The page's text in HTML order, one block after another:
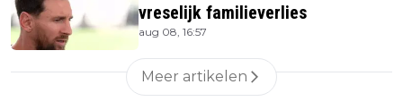
vreselijk familieverlies
aug 08, 16:57
Meer artikelen